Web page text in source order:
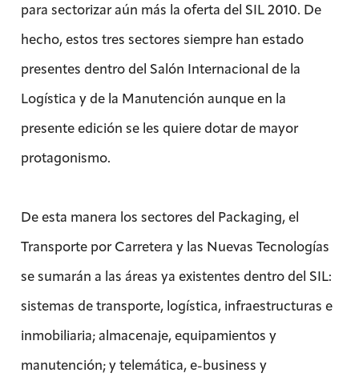
para sectorizar aún más la oferta del SIL 2010. De
hecho, estos tres sectores siempre han estado
presentes dentro del Salón Internacional de la
Logística y de la Manutención aunque en la
presente edición se les quiere dotar de mayor
protagonismo.
De esta manera los sectores del Packaging, el
Transporte por Carretera y las Nuevas Tecnologías
se sumarán a las áreas ya existentes dentro del SIL:
sistemas de transporte, logística, infraestructuras e
inmobiliaria; almacenaje, equipamientos y
manutención; y telemática, e-business y